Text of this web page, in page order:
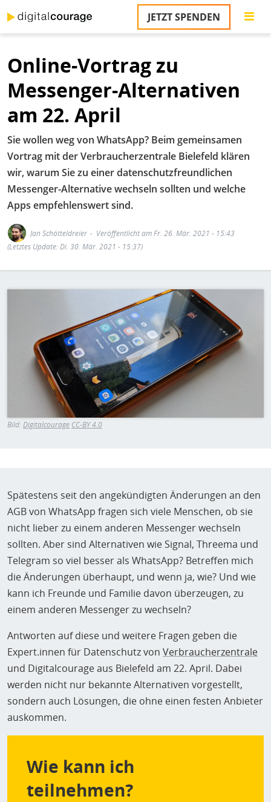
zum
Inhalt
JETZT SPENDEN
Online-Vortrag zu
Messenger-Alternativen
am 22. April
Sie wollen weg von WhatsApp? Beim gemeinsamen
Vortrag mit der Verbraucherzentrale Bielefeld klären
wir, warum Sie zu einer datenschutzfreundlichen
Messenger-Alternative wechseln sollten und welche
Apps empfehlenswert sind.
Jan Schötteldreier
Veröffentlicht am Fr. 26. Mär. 2021 - 15:43
(Letztes Update: Di. 30. Mär. 2021 - 15:37)
Bild
Bild:Digitalcourage CC-BY 4.0
Spätestens seit den angekündigten Änderungen an den
AGB von WhatsApp fragen sich viele Menschen, ob sie
nicht lieber zu einem anderen Messenger wechseln
sollten. Aber sind Alternativen wie Signal, Threema und
Telegram so viel besser als WhatsApp? Betreffen mich
die Änderungen überhaupt, und wenn ja, wie? Und wie
kann ich Freunde und Familie davon überzeugen, zu
einem anderen Messenger zu wechseln?
Antworten auf diese und weitere Fragen geben die
Expert.innen für Datenschutz von Verbraucherzentrale
und Digitalcourage aus Bielefeld am 22. April. Dabei
werden nicht nur bekannte Alternativen vorgestellt,
sondern auch Lösungen, die ohne einen festen Anbieter
auskommen.
Wie kann ich
teilnehmen?